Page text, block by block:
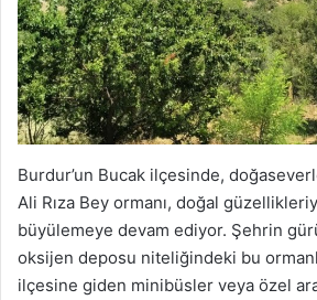
Burdur’un Bucak ilçesinde,
Ali Rıza Bey ormanı, doğal
büyülemeye devam ediyor. Şehrin
oksijen deposu niteliğindeki bu
ilçesine giden minibüsler veya özel